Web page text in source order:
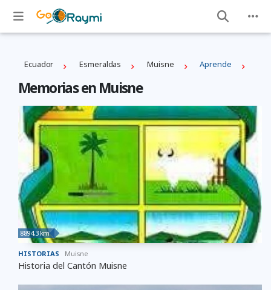
Ecuador Esmeraldas Muisne Aprende
Memorias en Muisne
8894,3 km
HISTORIAS Muisne
Historia del Cantón Muisne